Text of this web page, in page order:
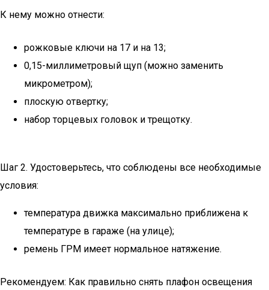
К нему можно отнести:
рожковые ключи на 17 и на 13;
0,15-миллиметровый щуп (можно заменить
микрометром);
плоскую отвертку;
набор торцевых головок и трещотку.
Шаг 2. Удостоверьтесь, что соблюдены все необходимые
условия:
температура движка максимально приближена к
температуре в гараже (на улице);
ремень ГРМ имеет нормальное натяжение.
Рекомендуем: Как правильно снять плафон освещения